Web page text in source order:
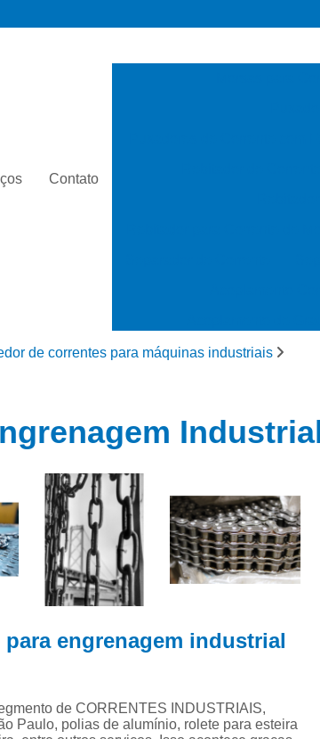
Contato
Acoplamento de Polias
Corrente de Rolo Asa
Corrente de Rolo
Corrente de Rolo Simples
Corrente
Corrente de Transmissão
Correntes de Aço Inox
Correntes para Máquinas
de correntes para máquinas industriais
engrenagem industrial
de CORRENTES INDUSTRIAIS,
Paulo, polias de alumínio, rolete para esteira